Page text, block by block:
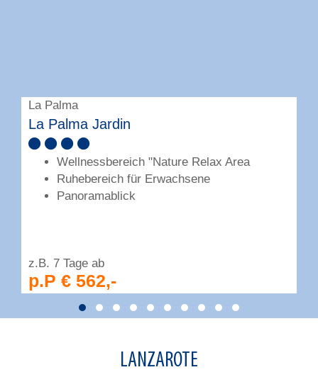
La Palma
La Palma Jardin
Wellnessbereich "Nature Relax Area
Ruhebereich für Erwachsene
Panoramablick
z.B. 7 Tage ab
p.P € 562,-
LANZAROTE